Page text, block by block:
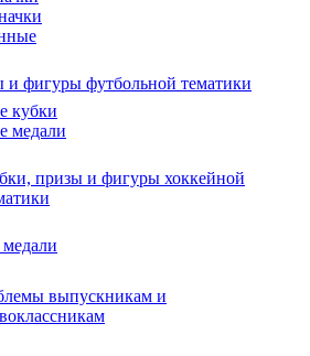
и фигуры футбольной тематики
кубки
медали
призы и фигуры хоккейной
выпускникам и